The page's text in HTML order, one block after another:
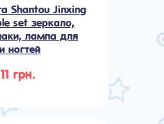
Shantou Jinxing
set зеркало,
лампа для
ногтей
грн.